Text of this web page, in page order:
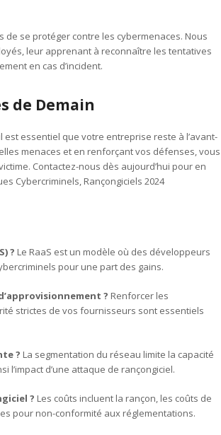
de se protéger contre les cybermenaces. Nous
leur apprenant à reconnaître les tentatives
en cas d’incident.
de Demain
essentiel que votre entreprise reste à l’avant-
menaces et en renforçant vos défenses, vous
Contactez-nous dès aujourd’hui pour en
Cybercriminels, Rançongiciels 2024
? Le RaaS est un modèle où des développeurs
pour une part des gains.
? Renforcer les
strictes de vos fournisseurs sont essentiels
? La segmentation du réseau limite la capacité
d’une attaque de rançongiciel.
? Les coûts incluent la rançon, les coûts de
pour non-conformité aux réglementations.